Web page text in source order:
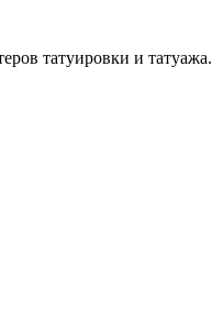
татуировки и татуажа.